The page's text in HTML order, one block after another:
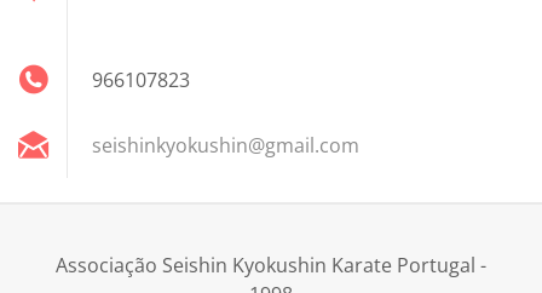
966107823
seishinkyokushin@gmail.com
Associação Seishin Kyokushin Karate Portugal -